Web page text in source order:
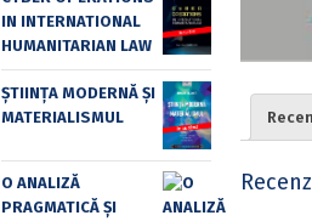
IN INTERNATIONAL
HUMANITARIAN LAW
ȘTIINȚA MODERNĂ ȘI
MATERIALISMUL
O ANALIZĂ
PRAGMATICĂ ȘI